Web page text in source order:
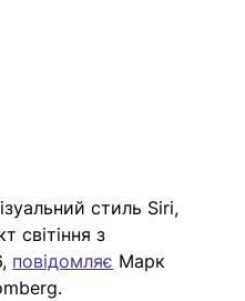
стиль Siri,
світіння з
повідомляє Марк